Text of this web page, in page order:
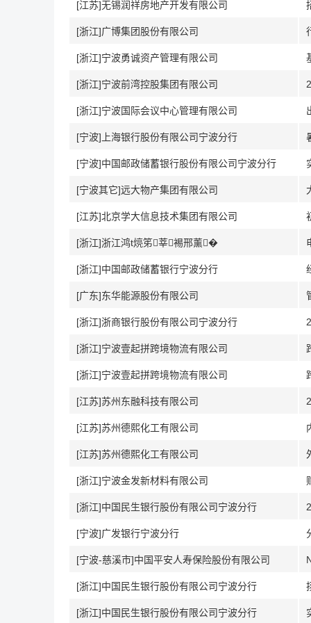
[江苏]无锡润祥房地产开发有限公司
[浙江]广博集团股份有限公司
[浙江]宁波勇诚资产管理有限公司
[浙江]宁波前湾控股集团有限公司
[浙江]宁波国际会议中心管理有限公司
[宁波]上海银行股份有限公司宁波分行
[宁波]中国邮政储蓄银行股份有限公司宁波分行
[宁波其它]远大物产集团有限公司
[江苏]北京学大信息技术集团有限公司
[浙江]浙江鸿t煷笫莘裼邢薰�
[浙江]中国邮政储蓄银行宁波分行
[广东]东华能源股份有限公司
[浙江]浙商银行股份有限公司宁波分行
[浙江]宁波壹起拼跨境物流有限公司
[浙江]宁波壹起拼跨境物流有限公司
[江苏]苏州东融科技有限公司
[江苏]苏州德熙化工有限公司
[江苏]苏州德熙化工有限公司
[浙江]宁波金发新材料有限公司
[浙江]中国民生银行股份有限公司宁波分行
[宁波]广发银行宁波分行
[宁波-慈溪市]中国平安人寿保险股份有限公司
[浙江]中国民生银行股份有限公司宁波分行
[浙江]中国民生银行股份有限公司宁波分行